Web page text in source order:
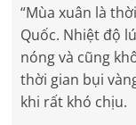
“Mùa xuân là
Quốc. Nhiệt độ
nóng và cũng
thời gian bụi
khi rất khó chịu.